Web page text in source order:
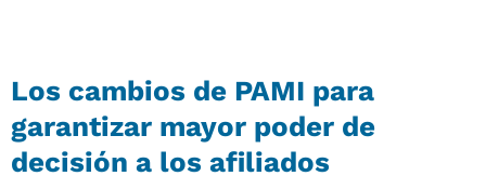
Los cambios de PAMI para
garantizar mayor poder de
decisión a los afiliados